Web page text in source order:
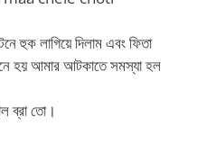
হুক লাগিয়ে দিলাম এবং ফিতা
হয় আমার আটকাতে সমস্যা হল
ব্রা তো।